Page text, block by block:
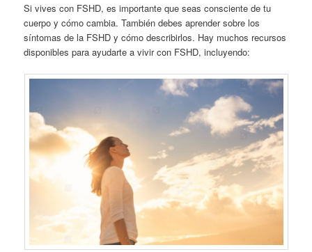
Si vives con FSHD, es importante que seas consciente de tu
cuerpo y cómo cambia. También debes aprender sobre los
síntomas de la FSHD y cómo describirlos. Hay muchos recursos
disponibles para ayudarte a vivir con FSHD, incluyendo: